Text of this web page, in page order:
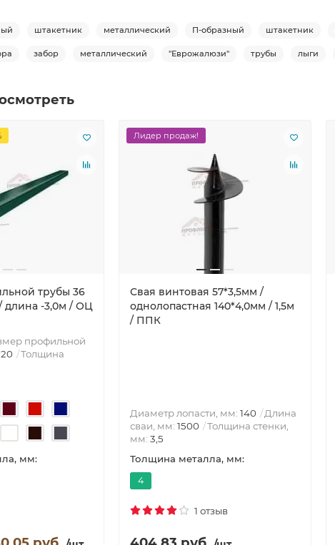
штакетник металлический П-образный штакетник
забор металлический "Еврожалюзи" трубы лыги
трубы 36
длина -3,0м / ОЦ
профильной
Толщина
мм:
Лидер продаж!
Свая винтовая 57*3,5мм /
однолопастная 140*4,0мм / 1,5м
/ ППК
Диаметр лопасти, мм: 140
Длина
сваи, мм: 1500
Толщина стенки,
мм: 3,5
Толщина металла, мм:
4
1 отзыв